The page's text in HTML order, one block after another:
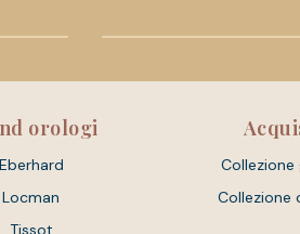
orologi
Locman
Collezione
Collezione